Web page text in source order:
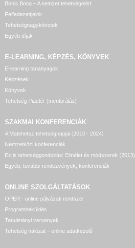
Bonis Bona – A nemzet tehetségeiért
Felfedezettjeink
Tehetségnagykövetek
Egyéb díjak
E-LEARNING, KÉPZÉS, KÖNYVEK
E-learning tananyagok
Képzések
Könyvek
Tehetség Piactér (mentorálás)
SZAKMAI KONFERENCIÁK
A Matehetsz tehetségnapjai (2010 - 2024)
Nemzetközi konferenciák
Ez is tehetséggondozás! Elmélet és módszerek (2013)
Egyéb, további rendezvények, konferenciák
ONLINE SZOLGÁLTATÁSOK
OPER - online pályázati rendszer
Programbeküldés
Tanulmányi versenyek
Tehetség hálózat – online adatkezelő